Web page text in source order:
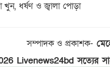
খুন, ধর্ষণ ও জ্বালা পোড়া
সম্পাদক ও প্রকাশক-
Livenews24bd সত্যের